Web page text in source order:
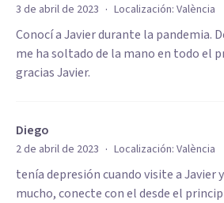
3 de abril de 2023 · Localización: València
Conocí a Javier durante la pandemia.
me ha soltado de la mano en todo el
gracias Javier.
Diego
2 de abril de 2023 · Localización: València
tenía depresión cuando visite a Javier
mucho, conecte con el desde el